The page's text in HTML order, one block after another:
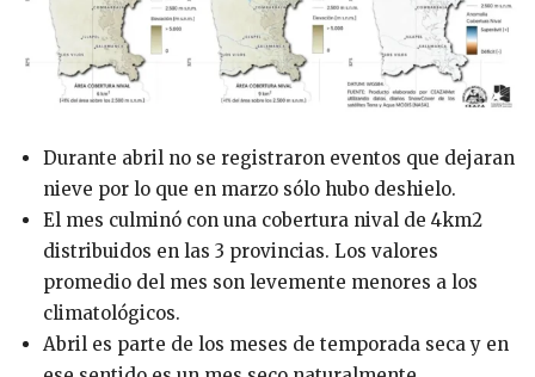
Durante abril no se registraron eventos que dejaran
nieve por lo que en marzo sólo hubo deshielo.
El mes culminó con una cobertura nival de 4km2
distribuidos en las 3 provincias. Los valores
promedio del mes son levemente menores a los
climatológicos.
Abril es parte de los meses de temporada seca y en